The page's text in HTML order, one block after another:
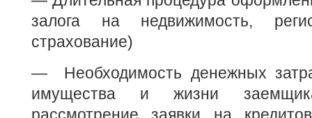
залога на недвижимость,
страхование)
— Необходимость денежных
имущества и жизни